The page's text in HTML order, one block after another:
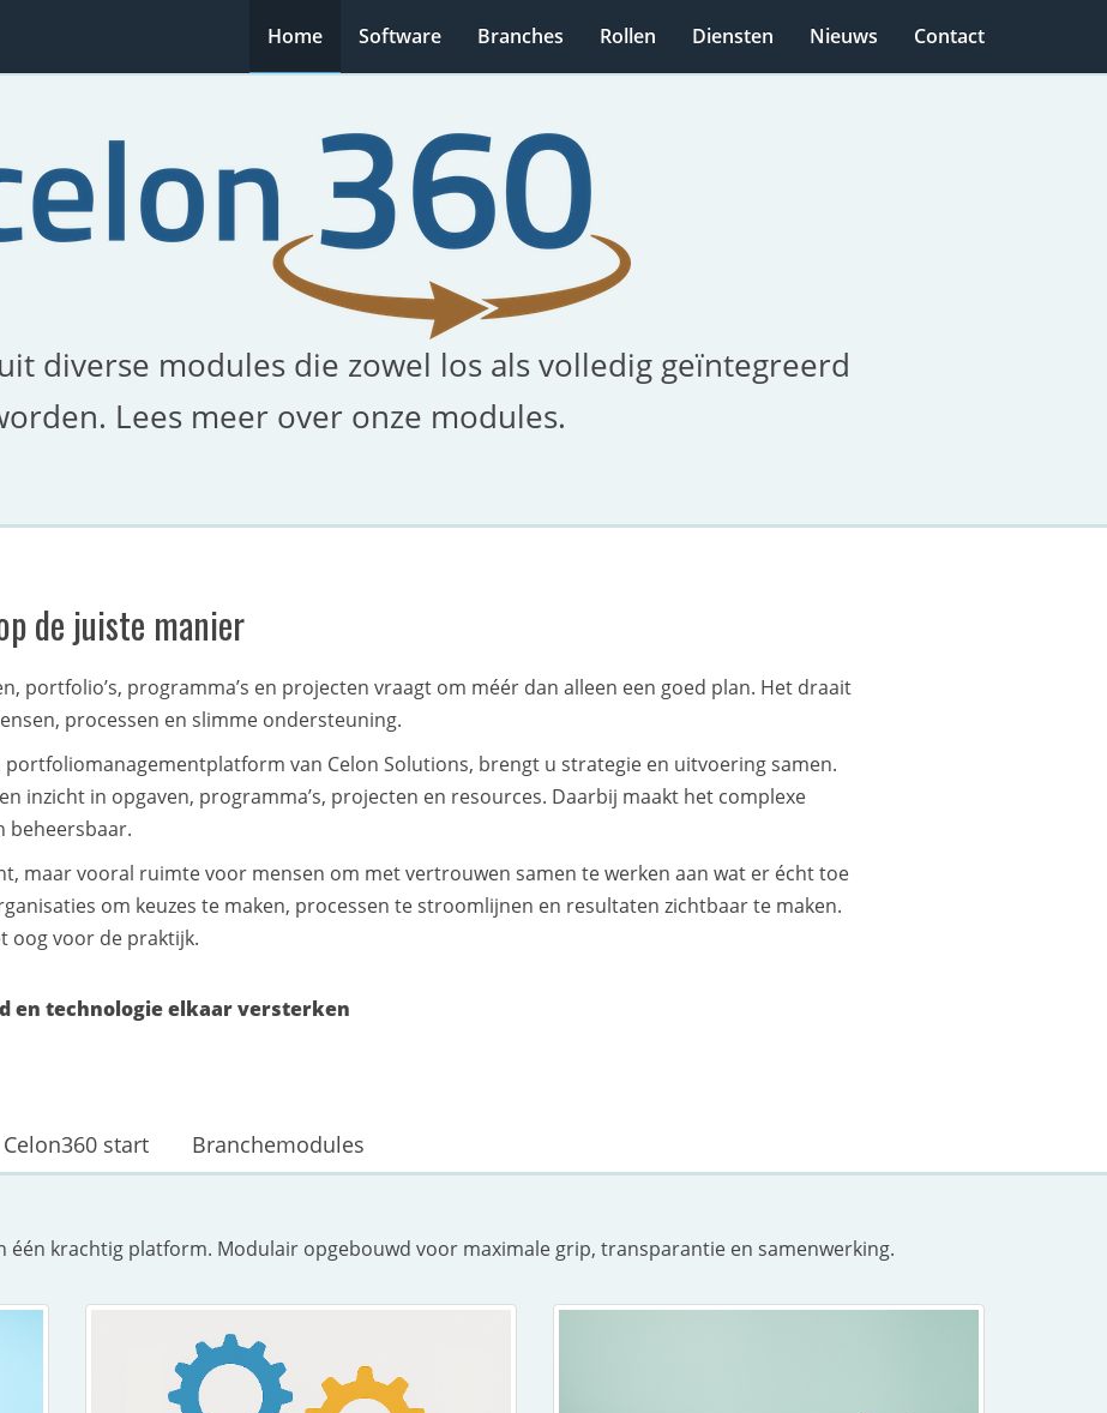
Home Software Branches Rollen Diensten Nieuws Contact
diverse modules die zowel los als volledig geïntegreerd
Lees meer over onze modules.
de juiste manier
portfolio’s, programma’s en projecten vraagt om méér dan alleen een goed plan. Het draait
processen en slimme ondersteuning.
van Celon Solutions, brengt u strategie en uitvoering samen.
inzicht in opgaven, programma’s, projecten en resources. Daarbij maakt het complexe
beheersbaar.
maar vooral ruimte voor mensen om met vertrouwen samen te werken aan wat er écht toe
om keuzes te maken, processen te stroomlijnen en resultaten zichtbaar te maken.
oog voor de praktijk.
en technologie elkaar versterken
Celon360 start Branchemodules
krachtig platform. Modulair opgebouwd voor maximale grip, transparantie en samenwerking.